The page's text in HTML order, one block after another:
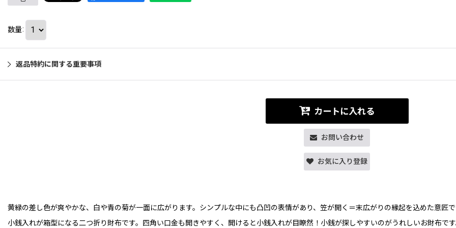
数量:
返品特約に関する重要事項
カートに入れる
お問い合わせ
お気に入り登録
黄緑の差し色が爽やかな、白や青の菊が一面に広がります。シンプルな中にも凸凹の表情があり、笠が開く＝末広がりの縁起を込めた意匠
小銭入れが箱型になる二つ折り財布です。四角い口金も開きやすく、開けると小銭入れが目瞭然！小銭が探しやすいのがうれしいお財布で